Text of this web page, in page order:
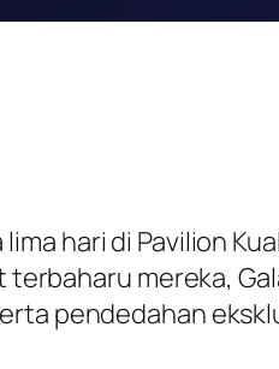
hari di Pavilion
mereka,
pendedahan